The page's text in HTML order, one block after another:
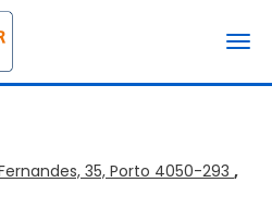
35, Porto 4050-293 ,